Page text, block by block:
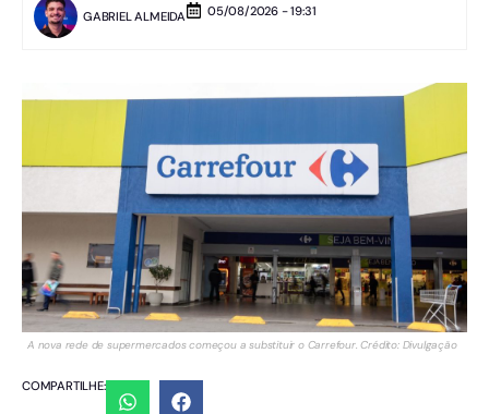
GABRIEL ALMEIDA 05/08/2026 - 19:31
A nova rede de supermercados começou a substituir o Carrefour. Crédito: Divulgação
COMPARTILHE: